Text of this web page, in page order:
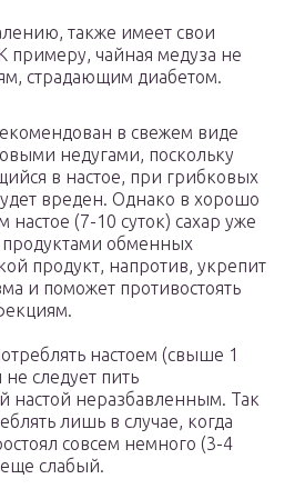
также имеет свои
примеру, чайная медуза не
страдающим диабетом.
в свежем виде
недугами, поскольку
в настое, при грибковых
вреден. Однако в хорошо
(7-10 суток) сахар уже
обменных
продукт, напротив, укрепит
и поможет противостоять
настоем (свыше 1
следует пить
настой неразбавленным. Так
лишь в случае, когда
совсем немного (3-4
еще слабый.